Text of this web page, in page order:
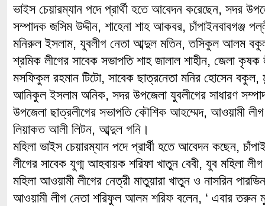
ভাইস চেয়ারম্যান পদে প্রার্থী হতে আবেদন করেছেন, সদর
সম্পাদক জসিম উদ্দীন, শাহেনা শাহ আকবর, চাঁপাইনবাবগঞ্জ
মনিরুল ইসলাম, যুবলীগ নেতা আব্দুল মতিন, তসিকুল আলম
শ্রমিক লীগের সাবেক সভাপতি শাহ জালাল শাহীন, জেলা কৃষক
মসফিকুল রহমান টিটো, সাবেক ছাত্রনেতা মনির হোসেন
আনিকুল ইসলাম অনিক, সদর উপজেলা যুবলীগের সাধারণ
উপজেলা ছাত্রলীগের সভাপতি কৌশিক আহম্মেদ, আওয়ামী লীগ
লিয়াকত আলী লিটন, আব্দুল গনি।
মহিলা ভাইস চেয়ারম্যান পদে প্রার্থী হতে আবেদন কছেন,
লীগের সাবেক যুগ্ম আহবায়ক শরিফা খাতুন বেবী, যুব মহিলা
মহিলা আওয়ামী লীগের নেত্রী মাতুয়ারা খাতুন ও নাসরিন
আওয়ামী লীগ নেতা শরিফুল আলম শরিফ বলেন, ‘ এবার তরুন